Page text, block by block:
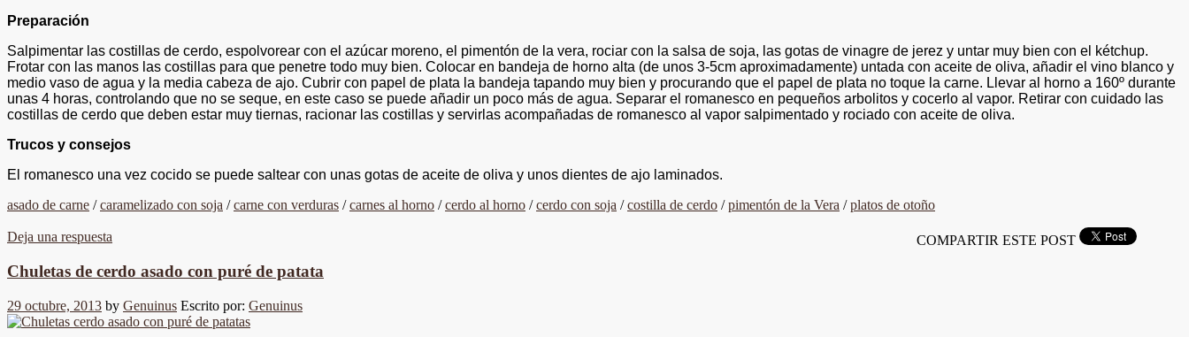
Preparación
Salpimentar las costillas de cerdo, espolvorear con el azúcar moreno, el pimentón de la vera, rociar con la salsa de soja, las gotas de vinagre de jerez y untar muy bien con el kétchup.
Frotar con las manos las costillas para que penetre todo muy bien. Colocar en bandeja de horno alta (de unos 3-5cm aproximadamente) untada con aceite de oliva, añadir el vino blanco y
medio vaso de agua y la media cabeza de ajo. Cubrir con papel de plata la bandeja tapando muy bien y procurando que el papel de plata no toque la carne. Llevar al horno a 160º durante
unas 4 horas, controlando que no se seque, en este caso se puede añadir un poco más de agua. Separar el romanesco en pequeños arbolitos y cocerlo al vapor. Retirar con cuidado las
costillas de cerdo que deben estar muy tiernas, racionar las costillas y servirlas acompañadas de romanesco al vapor salpimentado y rociado con aceite de oliva.
Trucos y consejos
El romanesco una vez cocido se puede saltear con unas gotas de aceite de oliva y unos dientes de ajo laminados.
asado de carne /caramelizado con soja /carne con verduras /carnes al horno /cerdo al horno /cerdo con soja /costilla de cerdo /pimentón de la Vera /platos de otoño
Deja una respuesta COMPARTIR ESTE POST
Chuletas de cerdo asado con puré de patata
29 octubre, 2013 by Genuinus Escrito por: Genuinus